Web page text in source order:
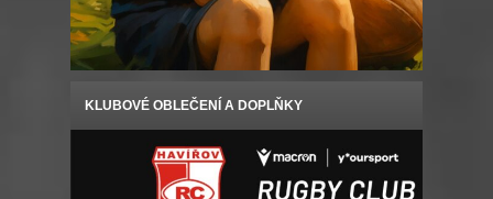
KLUBOVÉ OBLEČENÍ A DOPLŇKY